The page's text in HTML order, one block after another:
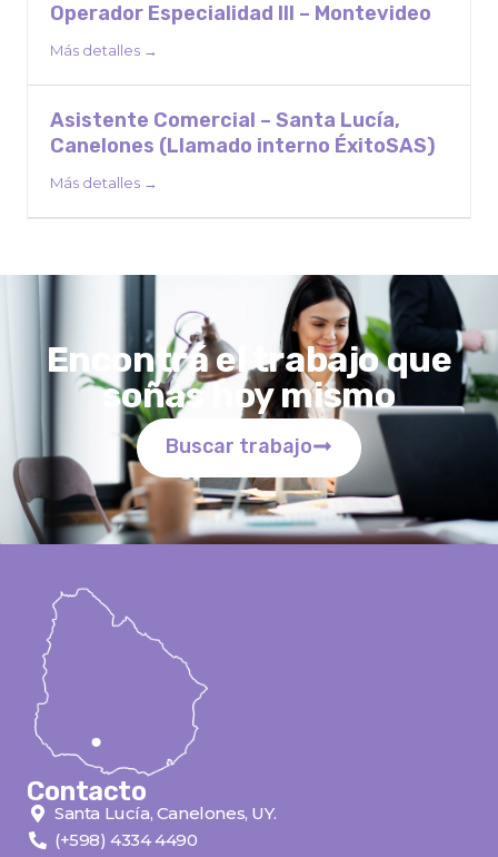
Operador Especialidad III – Montevideo
Más detalles
Asistente Comercial – Santa Lucía,
Canelones (Llamado interno ÉxitoSAS)
Más detalles
Encontrá el trabajo que
soñas hoy mismo
Buscar trabajo
Contacto
Santa Lucía, Canelones, UY.
(+598) 4334 4490